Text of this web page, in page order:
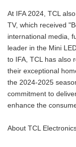
At IFA 2024, TCL
TV, which received
international media,
leader in the Mini
to IFA, TCL has also
their exceptional
the 2024-2025
commitment to
enhance the
About TCL